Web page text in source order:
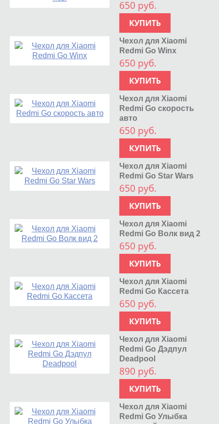
650 руб.
КУПИТЬ
Чехол для Xiaomi
Redmi Go Winx
650 руб.
КУПИТЬ
Чехол для Xiaomi
Redmi Go скорость
авто
650 руб.
КУПИТЬ
Чехол для Xiaomi
Redmi Go Star Wars
650 руб.
КУПИТЬ
Чехол для Xiaomi
Redmi Go Волк вид 2
650 руб.
КУПИТЬ
Чехол для Xiaomi
Redmi Go Кассета
650 руб.
КУПИТЬ
Чехол для Xiaomi
Redmi Go Дэдпул
Deadpool
890 руб.
КУПИТЬ
Чехол для Xiaomi
Redmi Go Улыбка